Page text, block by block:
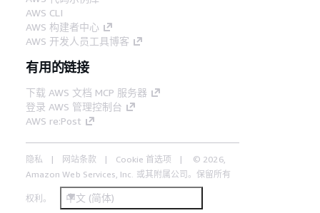
AWS CLI
AWS 构建者中心
AWS 开发人员工具博客
有用的链接
下载 AWS 文档 MCP 服务器
登录 AWS 管理控制台
AWS re:Post
隐私 网站条款 Cookie 首选项
© 2026,
Amazon Web Services, Inc. 或其附属公司。保留所有
权利。 中文 (简体)